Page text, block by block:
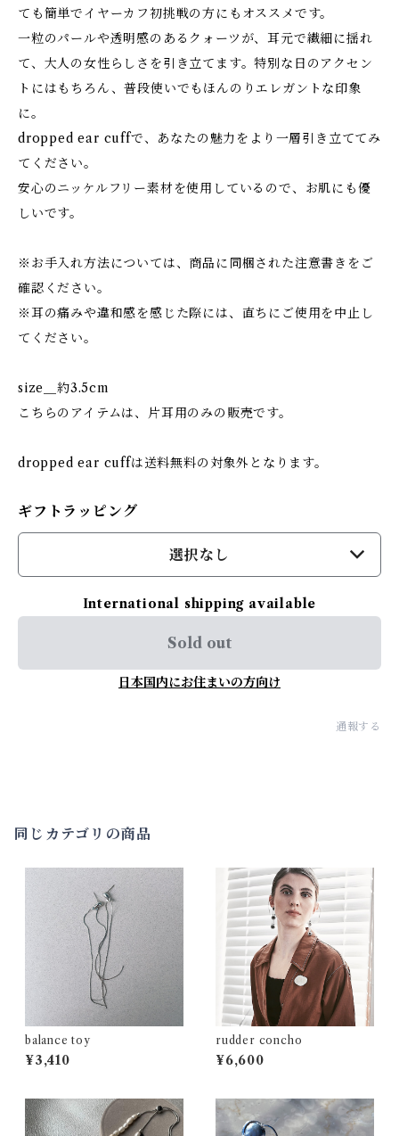
ても簡単でイヤーカフ初挑戦の方にもオススメです。
一粒のパールや透明感のあるクォーツが、耳元で繊細に揺れ
て、大人の女性らしさを引き立てます。特別な日のアクセン
トにはもちろん、普段使いでもほんのりエレガントな印象
に。
dropped ear cuffで、あなたの魅力をより一層引き立ててみ
てください。
安心のニッケルフリー素材を使用しているので、お肌にも優
しいです。
※お手入れ方法については、商品に同梱された注意書きをご
確認ください。
※耳の痛みや違和感を感じた際には、直ちにご使用を中止し
てください。
size＿約3.5cm
こちらのアイテムは、片耳用のみの販売です。
dropped ear cuffは送料無料の対象外となります。
ギフトラッピング
選択なし
International shipping available
Sold out
日本国内にお住まいの方向け
通報する
同じカテゴリの商品
balance toy
¥3,410
rudder concho
¥6,600